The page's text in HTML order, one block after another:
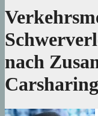
nach